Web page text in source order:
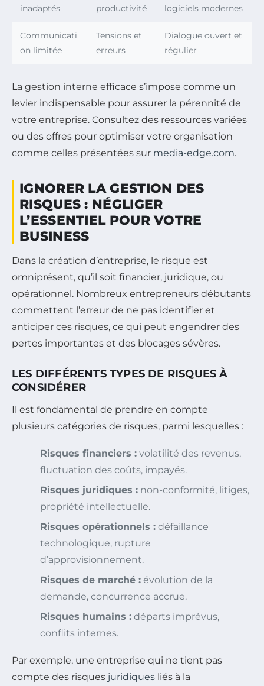
inadaptés productivité logiciels modernes
Communicati
on limitée
Tensions et
erreurs
Dialogue ouvert et
régulier
La gestion interne efficace s’impose comme un
levier indispensable pour assurer la pérennité de
votre entreprise. Consultez des ressources variées
ou des offres pour optimiser votre organisation
comme celles présentées sur media-edge.com.
IGNORER LA GESTION DES
RISQUES : NÉGLIGER
L’ESSENTIEL POUR VOTRE
BUSINESS
Dans la création d’entreprise, le risque est
omniprésent, qu’il soit financier, juridique, ou
opérationnel. Nombreux entrepreneurs débutants
commettent l’erreur de ne pas identifier et
anticiper ces risques, ce qui peut engendrer des
pertes importantes et des blocages sévères.
LES DIFFÉRENTS TYPES DE RISQUES À
CONSIDÉRER
Il est fondamental de prendre en compte
plusieurs catégories de risques, parmi lesquelles :
Risques financiers : volatilité des revenus,
fluctuation des coûts, impayés.
Risques juridiques : non-conformité, litiges,
propriété intellectuelle.
Risques opérationnels : défaillance
technologique, rupture
d’approvisionnement.
Risques de marché : évolution de la
demande, concurrence accrue.
Risques humains : départs imprévus,
conflits internes.
Par exemple, une entreprise qui ne tient pas
compte des risques juridiques liés à la